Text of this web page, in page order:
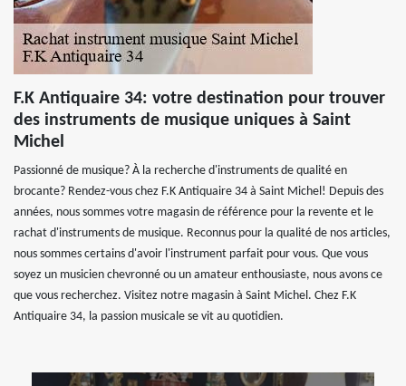
F.K Antiquaire 34: votre destination pour trouver
des instruments de musique uniques à Saint
Michel
Passionné de musique? À la recherche d'instruments de qualité en
brocante? Rendez-vous chez F.K Antiquaire 34 à Saint Michel! Depuis des
années, nous sommes votre magasin de référence pour la revente et le
rachat d'instruments de musique. Reconnus pour la qualité de nos articles,
nous sommes certains d'avoir l'instrument parfait pour vous. Que vous
soyez un musicien chevronné ou un amateur enthousiaste, nous avons ce
que vous recherchez. Visitez notre magasin à Saint Michel. Chez F.K
Antiquaire 34, la passion musicale se vit au quotidien.